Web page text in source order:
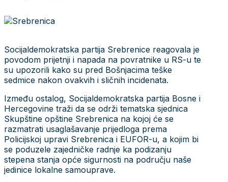
Socijaldemokratska partija Srebrenice reagovala je
povodom prijetnji i napada na povratnike u RS-u te
su upozorili kako su pred Bošnjacima teške
sedmice nakon ovakvih i sličnih incidenata.
Između ostalog, Socijaldemokratska partija Bosne i
Hercegovine traži da se održi tematska sjednica
Skupštine opštine Srebrenica na kojoj će se
razmatrati usaglašavanje prijedloga prema
Policijskoj upravi Srebrenica i EUFOR-u, a kojim bi
se poduzele zajedničke radnje ka podizanju
stepena stanja opće sigurnosti na području naše
jedinice lokalne samouprave.